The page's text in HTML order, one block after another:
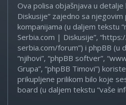
Ova polisa objašnjava u detalje
Diskusije” zajedno sa
kompanijama (u daljem tekstu
Serbia.com | Diskusije”,
serbia.com/forum”) i phpBB (u
“njihovi”, “phpBB softver”,
Grupa”, “phpBB Timovi”)
prikupljene prilikom bilo koje
board (u daljem tekstu “vaše